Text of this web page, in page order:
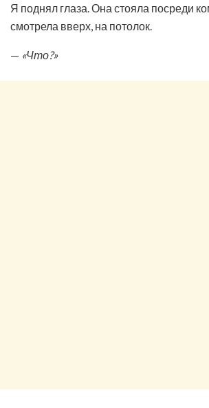
Я поднял глаза. Она стояла посреди
смотрела вверх, на потолок.
— «Что?»